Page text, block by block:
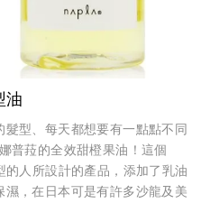
油
型、每天都想要有一點點不同
普菈的全效甜橙果油！這個
的人所設計的產品，添加了乳油
，在日本可是有許多沙龍及美